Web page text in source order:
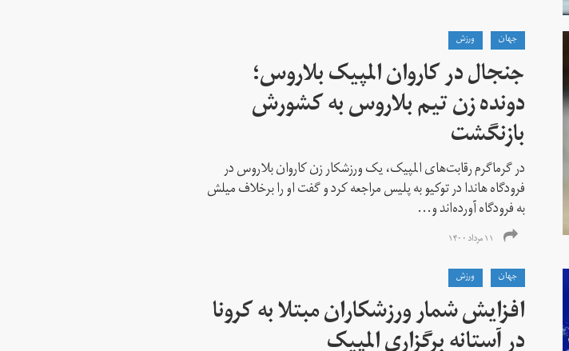
جهان ورزش
جنجال در کاروان المپیک بلاروس؛
دونده زن تیم بلاروس به کشورش
بازنگشت
در گرماگرم رقابت‌های المپیک، یک ورزشکار زن کاروان بلاروس در
فرودگاه هاندا در توکیو به پلیس مراجعه کرد و گفت او را برخلاف میلش
به فرودگاه آورده‌اند و...
۱۱ مرداد ۱۴۰۰
جهان
ورزش
افزایش شمار ورزشکاران مبتلا به کرونا